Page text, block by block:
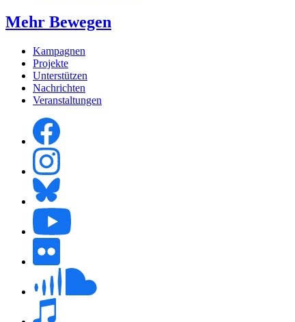
Mehr Bewegen
Kampagnen
Projekte
Unterstützen
Nachrichten
Veranstaltungen